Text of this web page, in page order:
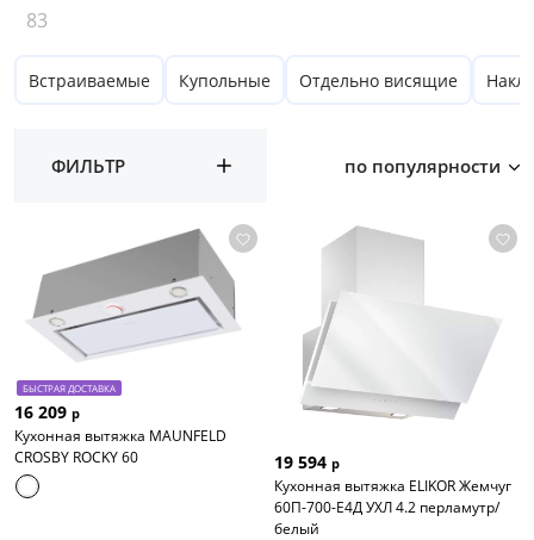
83
Встраиваемые Купольные Отдельно висящие
ФИЛЬТР по популярности
БЫСТРАЯ ДОСТАВКА
16 209 р
Кухонная вытяжка MAUNFELD
CROSBY ROCKY 60
19 594 р
Кухонная вытяжка ELIKOR Жемчуг
60П-700-Е4Д УХЛ 4.2 перламутр/
белый